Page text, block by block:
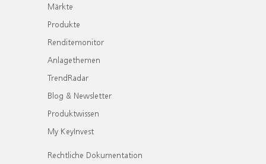
Märkte
Produkte
Renditemonitor
Anlagethemen
TrendRadar
Blog & Newsletter
Produktwissen
My KeyInvest
Rechtliche Dokumentation